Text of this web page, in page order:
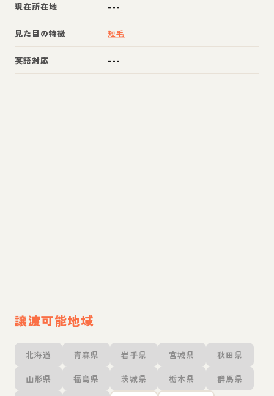
現在所在地 ---
見た目の特徴 短毛
英語対応 ---
譲渡可能地域
北海道 青森県 岩手県 宮城県 秋田県
山形県 福島県 茨城県 栃木県 群馬県